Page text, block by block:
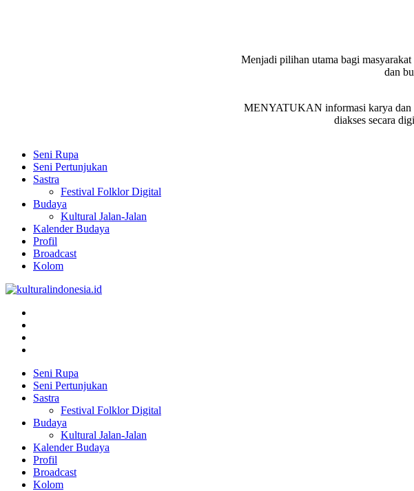
Menjadi pilihan utama bagi
dan
MENYATUKAN informasi karya dan
diakses secara
Seni Rupa
Seni Pertunjukan
Sastra
Festival Folklor Digital
Budaya
Kultural Jalan-Jalan
Kalender Budaya
Profil
Broadcast
Kolom
Seni Rupa
Seni Pertunjukan
Sastra
Festival Folklor Digital
Budaya
Kultural Jalan-Jalan
Kalender Budaya
Profil
Broadcast
Kolom